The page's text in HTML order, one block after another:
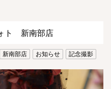
ト 新南部店
新南部店 お知らせ 記念撮影